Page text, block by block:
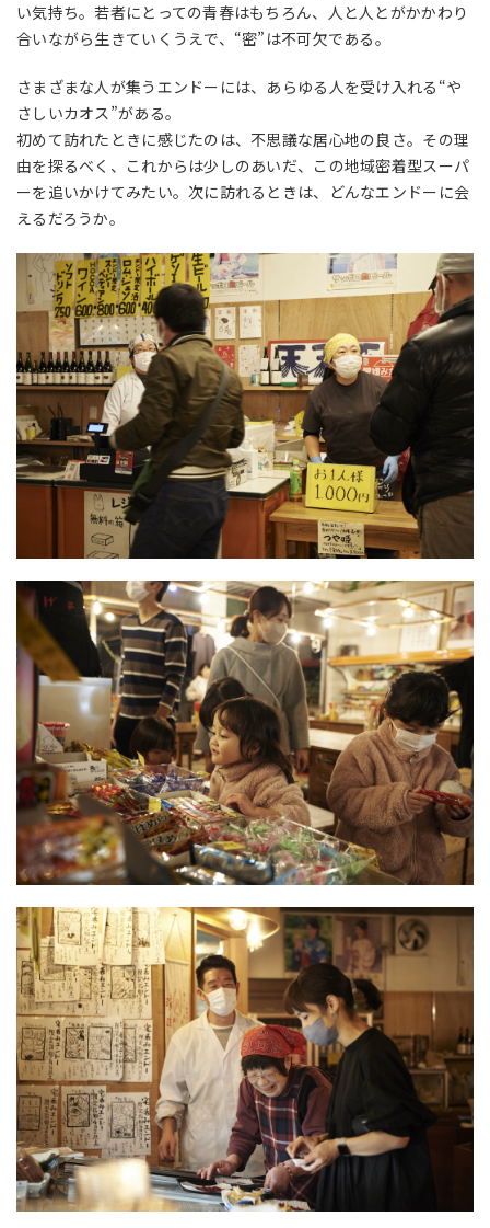
い気持ち。若者にとっての青春はもちろん、人と人とがかかわり
合いながら生きていくうえで、“密”は不可欠である。
さまざまな人が集うエンドーには、あらゆる人を受け入れる“や
さしいカオス”がある。
初めて訪れたときに感じたのは、不思議な居心地の良さ。その理
由を探るべく、これからは少しのあいだ、この地域密着型スーパ
ーを追いかけてみたい。次に訪れるときは、どんなエンドーに会
えるだろうか。